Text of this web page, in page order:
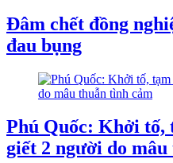
Đâm chết đồng
đau bụng
Phú Quốc: Khởi tố,
giết 2 người do